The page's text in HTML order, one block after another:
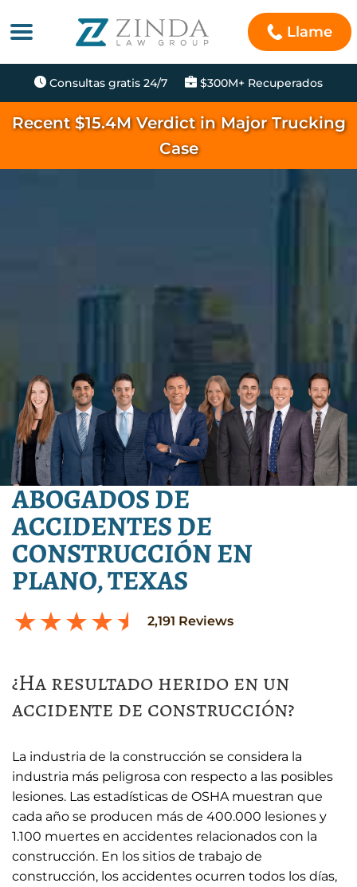
Llame
Consultas gratis 24/7 $300M+ Recuperados
Recent $15.4M Verdict in Major Trucking
Case
ABOGADOS DE
ACCIDENTES DE
CONSTRUCCIÓN EN
PLANO, TEXAS
2,191 Reviews
¿Ha resultado herido en un
accidente de construcción?
La industria de la construcción se considera la
industria más peligrosa con respecto a las posibles
lesiones. Las estadísticas de OSHA muestran que
cada año se producen más de 400.000 lesiones y
1.100 muertes en accidentes relacionados con la
construcción. En los sitios de trabajo de
construcción, los accidentes ocurren todos los días,